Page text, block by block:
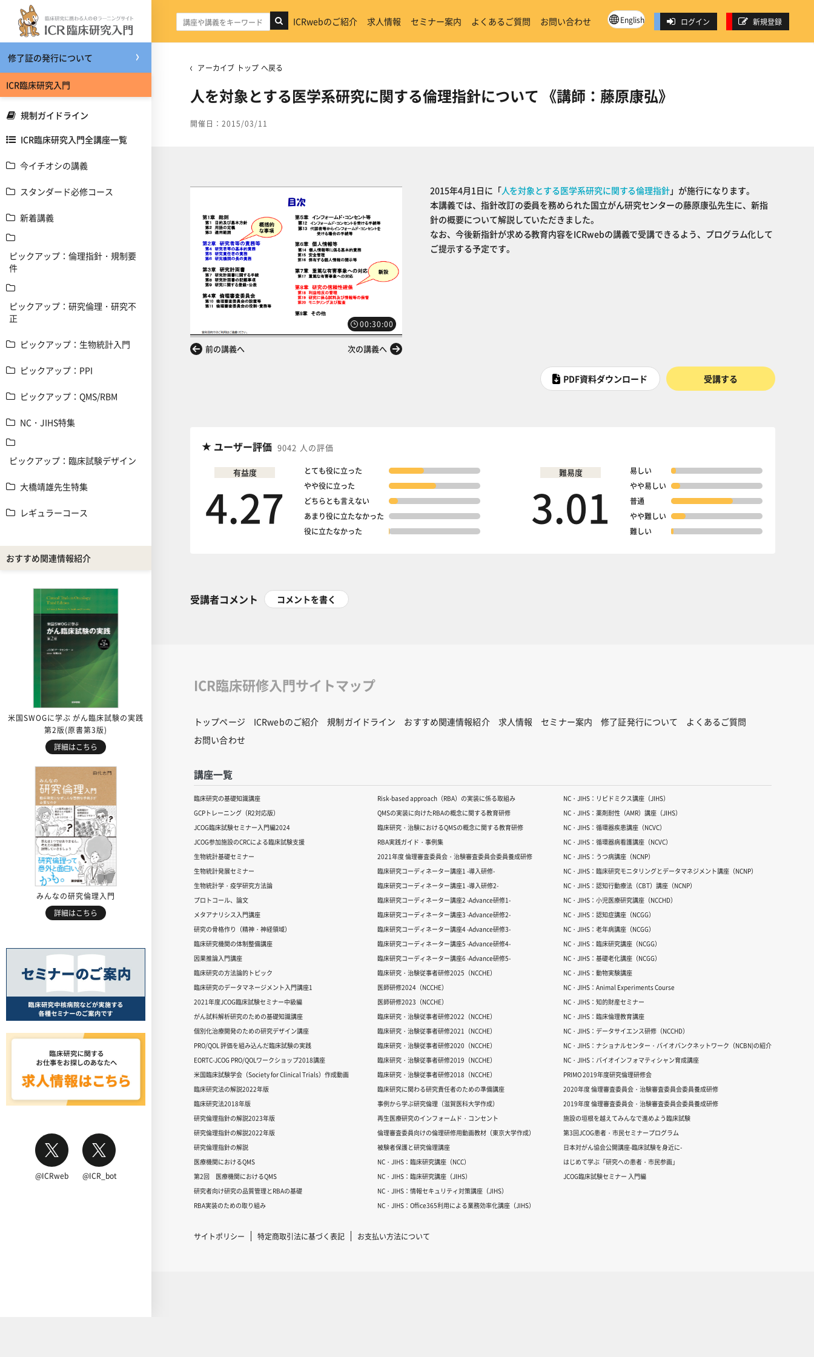
メインコンテンツへスキップする
修了証の発行について
ICR臨床研究入門
規制ガイドライン
ICR臨床研究入門全講座一覧
今イチオシの講義
スタンダード必修コース
新着講義
ピックアップ：倫理指針・規制要
件
ピックアップ：研究倫理・研究不
正
ピックアップ：生物統計入門
ピックアップ：PPI
ピックアップ：QMS/RBM
NC・JIHS特集
ピックアップ：臨床試験デザイン
大橋靖雄先生特集
レギュラーコース
おすすめ関連情報紹介
米国SWOGに学ぶ がん臨床試験の実践
第2版(原書第3版)
詳細はこちら
みんなの研究倫理入門
詳細はこちら
@ICRweb @ICR_bot
ICRwebのご紹介 求人情報 セミナー案内 よくあるご質問 お問い合わせ English ログイン 新規登録
アーカイブ トップ へ戻る
人を対象とする医学系研究に関する倫理指針について 《講師：藤原康弘》
開催日：2015/03/11
00:30:00
前の講義へ 次の講義へ
2015年4月1日に「人を対象とする医学系研究に関する倫理指針」が施行になります。
本講義では、指針改訂の委員を務められた国立がん研究センターの藤原康弘先生に、新指
針の概要について解説していただきました。
なお、今後新指針が求める教育内容をICRwebの講義で受講できるよう、プログラム化して
ご提示する予定です。
PDF資料ダウンロード 受講する
ユーザー評価 9042 人の評価
有益度
4.27
とても役に立った
やや役に立った
どちらとも言えない
あまり役に立たなかった
役に立たなかった
難易度
3.01
易しい
やや易しい
普通
やや難しい
難しい
受講者コメント コメントを書く
ICR臨床研修入門サイトマップ
トップページ ICRwebのご紹介 規制ガイドライン おすすめ関連情報紹介 求人情報 セミナー案内 修了証発行について
よくあるご質問
お問い合わせ
講座一覧
臨床研究の基礎知識講座
GCPトレーニング（R2対応版）
JCOG臨床試験セミナー入門編2024
JCOG参加施設のCRCによる臨床試験支援
生物統計基礎セミナー
生物統計発展セミナー
生物統計学・疫学研究方法論
プロトコール、論文
メタアナリシス入門講座
研究の骨格作り（精神・神経領域）
臨床研究機関の体制整備講座
因果推論入門講座
臨床研究の方法論的トピック
臨床研究のデータマネージメント入門講座1
2021年度JCOG臨床試験セミナー中級編
がん試料解析研究のための基礎知識講座
個別化治療開発のための研究デザイン講座
PRO/QOL 評価を組み込んだ臨床試験の実践
EORTC-JCOG PRO/QOLワークショップ2018講座
米国臨床試験学会（Society for Clinical Trials）作成動画
臨床研究法の解説2022年版
臨床研究法2018年版
研究倫理指針の解説2023年版
研究倫理指針の解説2022年版
研究倫理指針の解説
医療機関におけるQMS
第2回 医療機関におけるQMS
研究者向け研究の品質管理とRBAの基礎
RBA実装のための取り組み
Risk-based approach（RBA）の実装に係る取組み
QMSの実装に向けたRBAの概念に関する教育研修
臨床研究・治験におけるQMSの概念に関する教育研修
RBA実践ガイド・事例集
2021年度 倫理審査委員会・治験審査委員会委員養成研修
臨床研究コーディネーター講座1 -導入研修-
臨床研究コーディネーター講座1 -導入研修2-
臨床研究コーディネーター講座2 -Advance研修1-
臨床研究コーディネーター講座3 -Advance研修2-
臨床研究コーディネーター講座4 -Advance研修3-
臨床研究コーディネーター講座5 -Advance研修4-
臨床研究コーディネーター講座6 -Advance研修5-
臨床研究・治験従事者研修2025（NCCHE）
医師研修2024（NCCHE）
医師研修2023（NCCHE）
臨床研究・治験従事者研修2022（NCCHE）
臨床研究・治験従事者研修2021（NCCHE）
臨床研究・治験従事者研修2020（NCCHE）
臨床研究・治験従事者研修2019（NCCHE）
臨床研究・治験従事者研修2018（NCCHE）
臨床研究に関わる研究責任者のための準備講座
事例から学ぶ研究倫理（滋賀医科大学作成）
再生医療研究のインフォームド・コンセント
倫理審査委員向けの倫理研修用動画教材（東京大学作成）
被験者保護と研究倫理講座
NC・JIHS：臨床研究講座（NCC）
NC・JIHS：臨床研究講座（JIHS）
NC・JIHS：情報セキュリティ対策講座（JIHS）
NC・JIHS：Office365利用による業務効率化講座（JIHS）
NC・JIHS：リピドミクス講座（JIHS）
NC・JIHS：薬剤耐性（AMR）講座（JIHS）
NC・JIHS：循環器疾患講座（NCVC）
NC・JIHS：循環器病看護講座（NCVC）
NC・JIHS：うつ病講座（NCNP）
NC・JIHS：臨床研究モニタリングとデータマネジメント講座（NCNP）
NC・JIHS：認知行動療法（CBT）講座（NCNP）
NC・JIHS：小児医療研究講座（NCCHD）
NC・JIHS：認知症講座（NCGG）
NC・JIHS：老年病講座（NCGG）
NC・JIHS：臨床研究講座（NCGG）
NC・JIHS：基礎老化講座（NCGG）
NC・JIHS：動物実験講座
NC・JIHS：Animal Experiments Course
NC・JIHS：知的財産セミナー
NC・JIHS：臨床倫理教育講座
NC・JIHS：データサイエンス研修（NCCHD）
NC・JIHS：ナショナルセンター・バイオバンクネットワーク（NCBN)の紹介
NC・JIHS：バイオインフォマティシャン育成講座
PRIMO 2019年度研究倫理研修会
2020年度 倫理審査委員会・治験審査委員会委員養成研修
2019年度 倫理審査委員会・治験審査委員会委員養成研修
施設の垣根を越えてみんなで進めよう臨床試験
第3回JCOG患者・市民セミナープログラム
日本対がん協会公開講座-臨床試験を身近に-
はじめて学ぶ「研究への患者・市民参画」
JCOG臨床試験セミナー 入門編
サイトポリシー 特定商取引法に基づく表記 お支払い方法について